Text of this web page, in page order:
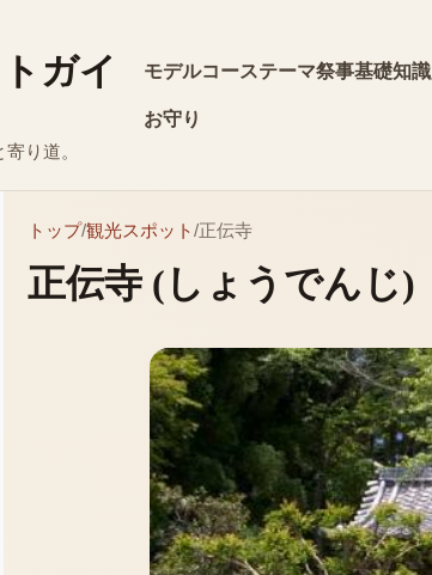
ガイ
り道。
モデルコーステーマ祭事基礎知識
お守り
トップ/観光スポット/正伝寺
正伝寺 (しょうでんじ)